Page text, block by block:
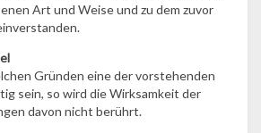
Art und Weise und zu dem zuvor
Gründen eine der vorstehenden
sein, so wird die Wirksamkeit der
davon nicht berührt.